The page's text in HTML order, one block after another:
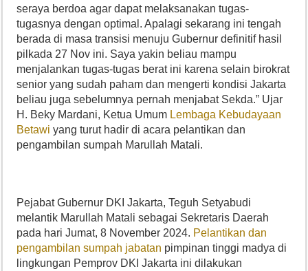
seraya berdoa agar dapat melaksanakan tugas-
tugasnya dengan optimal. Apalagi sekarang ini tengah
berada di masa transisi menuju Gubernur definitif hasil
pilkada 27 Nov ini. Saya yakin beliau mampu
menjalankan tugas-tugas berat ini karena selain birokrat
senior yang sudah paham dan mengerti kondisi Jakarta
beliau juga sebelumnya pernah menjabat Sekda.” Ujar
H. Beky Mardani, Ketua Umum Lembaga Kebudayaan
Betawi yang turut hadir di acara pelantikan dan
pengambilan sumpah Marullah Matali.
Pejabat Gubernur DKI Jakarta, Teguh Setyabudi
melantik Marullah Matali sebagai Sekretaris Daerah
pada hari Jumat, 8 November 2024. Pelantikan dan
pengambilan sumpah jabatan pimpinan tinggi madya di
lingkungan Pemprov DKI Jakarta ini dilakukan